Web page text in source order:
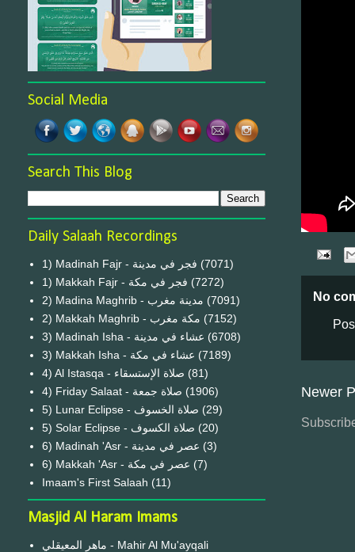
No
Newer
Social Media
Search This Blog
Daily Salaah Recordings
1) Madinah Fajr - فجر في مدينة (7071)
1) Makkah Fajr - فجر في مكة (7272)
2) Madina Maghrib - مدينة مغرب (7091)
2) Makkah Maghrib - مكة مغرب (7152)
3) Madinah Isha - عشاء في مدينة (6708)
3) Makkah Isha - عشاء في مكة (7189)
4) Al Istasqa - صلاة الإستسقاء (81)
4) Friday Salaat - صلاة جمعة (1906)
5) Lunar Eclipse - صلاة الخسوف (29)
(20)
6) Madinah 'Asr - عصر في مدينة (3)
6) Makkah 'Asr - عصر في مكة (7)
Imaam's First Salaah (11)
Masjid Al Haram Imams
ماهر المعيقلي - Mahir Al Mu'ayqali